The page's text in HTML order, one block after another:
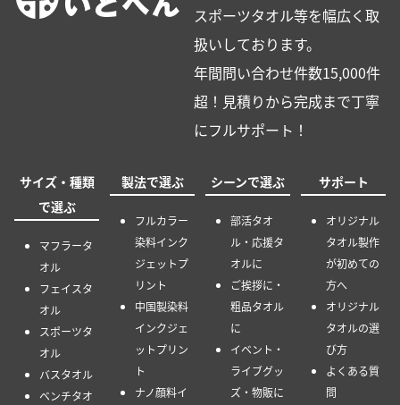
スポーツタオル等を幅広く取
扱いしております。
年間問い合わせ件数15,000件
超！見積りから完成まで丁寧
にフルサポート！
サイズ・種類
で選ぶ
マフラータ
オル
フェイスタ
オル
スポーツタ
オル
バスタオル
ベンチタオ
製法で選ぶ
フルカラー
染料インク
ジェットプ
リント
中国製染料
インクジェ
ットプリン
ト
ナノ顔料イ
シーンで選ぶ
部活タオ
ル・応援タ
オルに
ご挨拶に・
粗品タオル
に
イベント・
ライブグッ
ズ・物販に
サポート
オリジナル
タオル製作
が初めての
方へ
オリジナル
タオルの選
び方
よくある質
問